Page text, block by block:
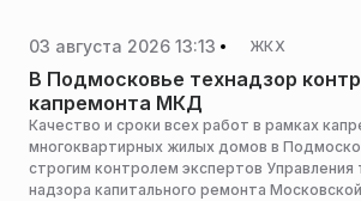
03 августа 2026 13:13 ЖКХ
В Подмосковье технадзор
капремонта МКД
Качество и сроки всех работ в рамках
многоквартирных жилых домов в
строгим контролем экспертов Управления
надзора капитального ремонта